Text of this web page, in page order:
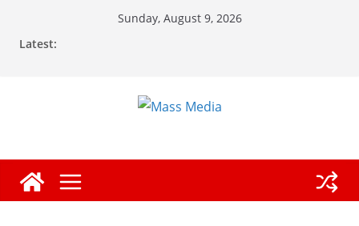
Sunday, August 9, 2026
Latest: